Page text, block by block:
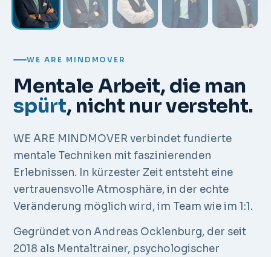
WE ARE MINDMOVER
Mentale Arbeit, die man
spürt, nicht nur versteht.
WE ARE MINDMOVER verbindet fundierte
mentale Techniken mit faszinierenden
Erlebnissen. In kürzester Zeit entsteht eine
vertrauensvolle Atmosphäre, in der echte
Veränderung möglich wird, im Team wie im 1:1.
Gegründet von Andreas Ocklenburg, der seit
2018 als Mentaltrainer, psychologischer